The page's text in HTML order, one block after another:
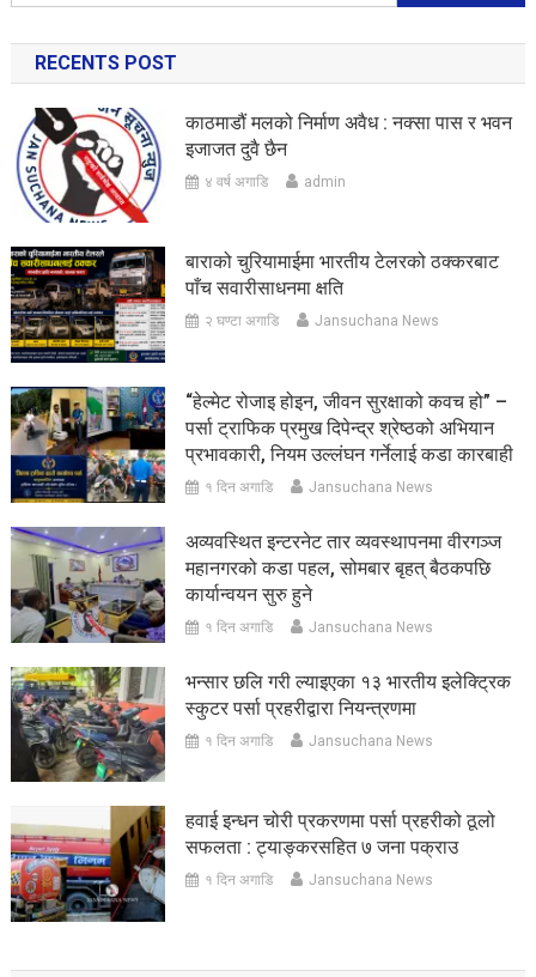
for:
RECENTS POST
काठमाडौं मलको निर्माण अवैध : नक्सा पास र भवन
इजाजत दुवै छैन
४ वर्ष अगाडि admin
बाराको चुरियामाईमा भारतीय टेलरको ठक्करबाट
पाँच सवारीसाधनमा क्षति
२ घण्टा अगाडि Jansuchana News
“हेल्मेट रोजाइ होइन, जीवन सुरक्षाको कवच हो” –
पर्सा ट्राफिक प्रमुख दिपेन्द्र श्रेष्ठको अभियान
प्रभावकारी, नियम उल्लंघन गर्नेलाई कडा कारबाही
१ दिन अगाडि Jansuchana News
अव्यवस्थित इन्टरनेट तार व्यवस्थापनमा वीरगञ्ज
महानगरको कडा पहल, सोमबार बृहत् बैठकपछि
कार्यान्वयन सुरु हुने
१ दिन अगाडि Jansuchana News
भन्सार छलि गरी ल्याइएका १३ भारतीय इलेक्ट्रिक
स्कुटर पर्सा प्रहरीद्वारा नियन्त्रणमा
१ दिन अगाडि Jansuchana News
हवाई इन्धन चोरी प्रकरणमा पर्सा प्रहरीको ठूलो
सफलता : ट्याङ्करसहित ७ जना पक्राउ
१ दिन अगाडि Jansuchana News